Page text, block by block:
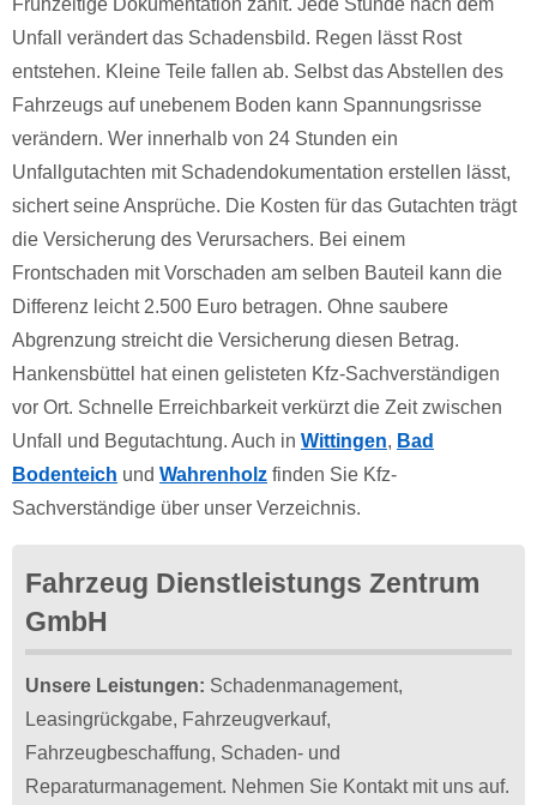
Frühzeitige Dokumentation zählt. Jede Stunde nach dem
Unfall verändert das Schadensbild. Regen lässt Rost
entstehen. Kleine Teile fallen ab. Selbst das Abstellen des
Fahrzeugs auf unebenem Boden kann Spannungsrisse
verändern. Wer innerhalb von 24 Stunden ein
Unfallgutachten mit Schadendokumentation erstellen lässt,
sichert seine Ansprüche. Die Kosten für das Gutachten trägt
die Versicherung des Verursachers. Bei einem
Frontschaden mit Vorschaden am selben Bauteil kann die
Differenz leicht 2.500 Euro betragen. Ohne saubere
Abgrenzung streicht die Versicherung diesen Betrag.
Hankensbüttel hat einen gelisteten Kfz-Sachverständigen
vor Ort. Schnelle Erreichbarkeit verkürzt die Zeit zwischen
Unfall und Begutachtung. Auch in Wittingen, Bad
Bodenteich und Wahrenholz finden Sie Kfz-
Sachverständige über unser Verzeichnis.
Fahrzeug Dienstleistungs Zentrum
GmbH
Unsere Leistungen: Schadenmanagement,
Leasingrückgabe, Fahrzeugverkauf,
Fahrzeugbeschaffung, Schaden- und
Reparaturmanagement. Nehmen Sie Kontakt mit uns auf.